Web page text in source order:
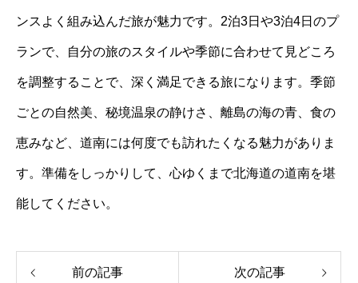
ンスよく組み込んだ旅が魅力です。2泊3日や3泊4日のプ
ランで、自分の旅のスタイルや季節に合わせて見どころ
を調整することで、深く満足できる旅になります。季節
ごとの自然美、秘境温泉の静けさ、離島の海の青、食の
恵みなど、道南には何度でも訪れたくなる魅力がありま
す。準備をしっかりして、心ゆくまで北海道の道南を堪
能してください。
前の記事 次の記事